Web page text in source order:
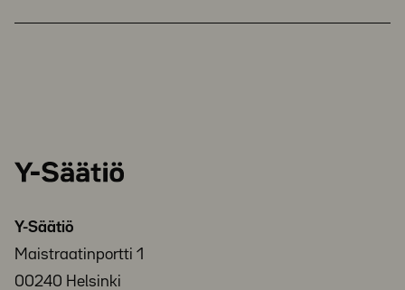
Y-
Y-Säätiö
Maistraatinportti 1
00240 Helsinki